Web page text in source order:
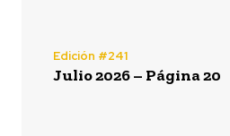
Edición #241
Julio 2026 – Página 20